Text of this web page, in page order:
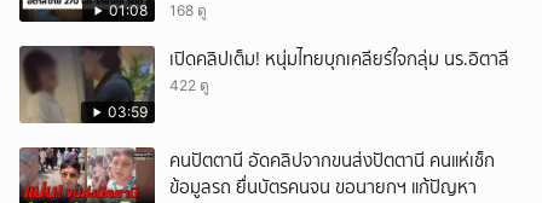
01:08 168 ดู
03:59
เปิดคลิปเต็ม! หนุ่มไทยบุกเคลียร์ใจกลุ่ม นร.อิตาลี
422 ดู
คนปัตตานี อัดคลิปจากขนส่งปัตตานี คนแห่เช็ก
ข้อมูลรถ ยื่นบัตรคนจน ขอนายกฯ แก้ปัญหา